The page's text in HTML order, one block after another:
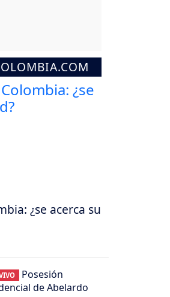
¿se acerca su
Posesión
de Abelardo